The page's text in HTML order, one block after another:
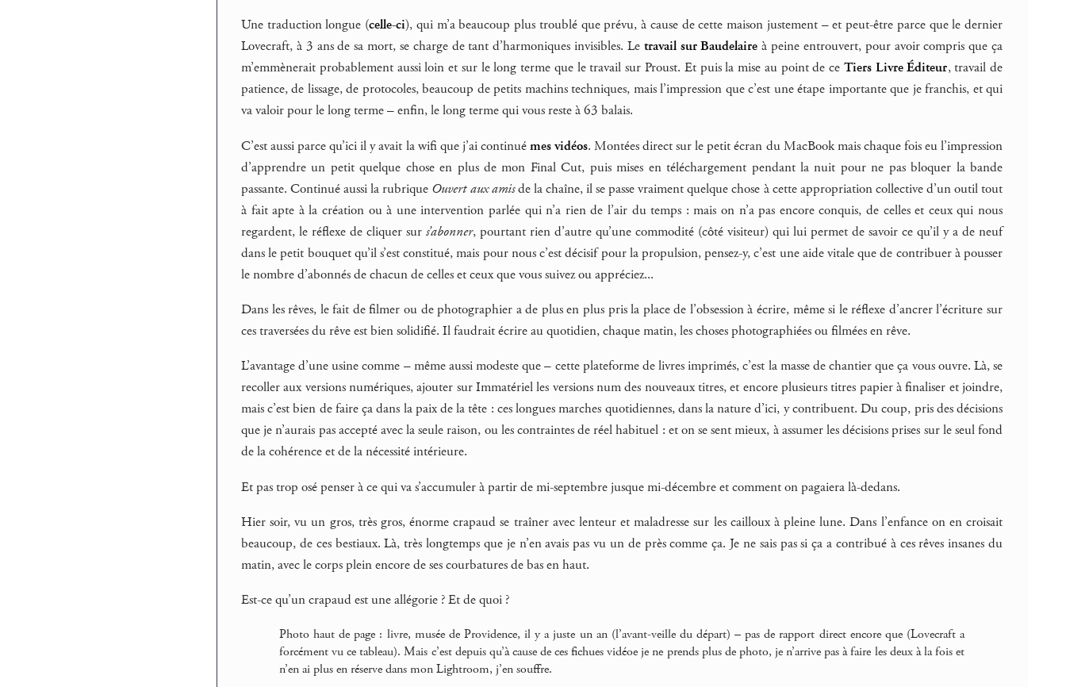
Une traduction longue (celle-ci), qui m’a beaucoup plus troublé que prévu, à cause de cette maison justement – et peut-être parce que le dernier
Lovecraft, à 3 ans de sa mort, se charge de tant d’harmoniques invisibles. Le travail sur Baudelaire à peine entrouvert, pour avoir compris que ça
m’emmènerait probablement aussi loin et sur le long terme que le travail sur Proust. Et puis la mise au point de ce Tiers Livre Éditeur, travail de
patience, de lissage, de protocoles, beaucoup de petits machins techniques, mais l’impression que c’est une étape importante que je franchis, et qui
va valoir pour le long terme – enfin, le long terme qui vous reste à 63 balais.
C’est aussi parce qu’ici il y avait la wifi que j’ai continuémes vidéos. Montées direct sur le petit écran du MacBook mais chaque fois eu l’impression
d’apprendre un petit quelque chose en plus de mon Final Cut, puis mises en téléchargement pendant la nuit pour ne pas bloquer la bande
passante. Continué aussi la rubrique Ouvert aux amisde la chaîne, il se passe vraiment quelque chose à cette appropriation collective d’un outil tout
à fait apte à la création ou à une intervention parlée qui n’a rien de l’air du temps : mais on n’a pas encore conquis, de celles et ceux qui nous
regardent, le réflexe de cliquer surs’abonner, pourtant rien d’autre qu’une commodité (côté visiteur) qui lui permet de savoir ce qu’il y a de neuf
dans le petit bouquet qu’il s’est constitué, mais pour nous c’est décisif pour la propulsion, pensez-y, c’est une aide vitale que de contribuer à pousser
le nombre d’abonnés de chacun de celles et ceux que vous suivez ou appréciez...
Dans les rêves, le fait de filmer ou de photographier a de plus en plus pris la place de l’obsession à écrire, même si le réflexe d’ancrer l’écriture sur
ces traversées du rêve est bien solidifié. Il faudrait écrire au quotidien, chaque matin, les choses photographiées ou filmées en rêve.
L’avantage d’une usine comme – même aussi modeste que – cette plateforme de livres imprimés, c’est la masse de chantier que ça vous ouvre. Là, se
recoller aux versions numériques, ajouter sur Immatériel les versions num des nouveaux titres, et encore plusieurs titres papier à finaliser et joindre,
mais c’est bien de faire ça dans la paix de la tête : ces longues marches quotidiennes, dans la nature d’ici, y contribuent. Du coup, pris des décisions
que je n’aurais pas accepté avec la seule raison, ou les contraintes de réel habituel : et on se sent mieux, à assumer les décisions prises sur le seul fond
de la cohérence et de la nécessité intérieure.
Et pas trop osé penser à ce qui va s’accumuler à partir de mi-septembre jusque mi-décembre et comment on pagaiera là-dedans.
Hier soir, vu un gros, très gros, énorme crapaud se traîner avec lenteur et maladresse sur les cailloux à pleine lune. Dans l’enfance on en croisait
beaucoup, de ces bestiaux. Là, très longtemps que je n’en avais pas vu un de près comme ça. Je ne sais pas si ça a contribué à ces rêves insanes du
matin, avec le corps plein encore de ses courbatures de bas en haut.
Est-ce qu’un crapaud est une allégorie ? Et de quoi ?
Photo haut de page : livre, musée de Providence, il y a juste un an (l’avant-veille du départ) – pas de rapport direct encore que (Lovecraft a
forcément vu ce tableau). Mais c’est depuis qu’à cause de ces fichues vidéoe je ne prends plus de photo, je n’arrive pas à faire les deux à la fois et
n’en ai plus en réserve dans mon Lightroom, j’en souffre.